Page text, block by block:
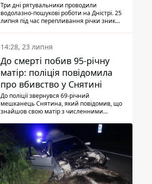
Три дні рятувальники проводили
водолазно-пошукові роботи на Дністрі. 25
липня під час перепливання річки зник
виявили тіло.
14:28, 23 липня
До смерті побив 95-річну
матір: поліція повідомила
про вбивство у Снятині
До поліції звернувся 69-річний
мешканець Снятина, який повідомив, що
знайшов свою матір з численними
з'ясували правоохоронці, ці травми жінці
наніс її син.